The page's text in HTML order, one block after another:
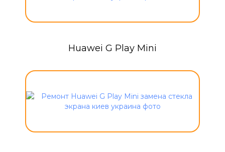
Huawei G Play Mini